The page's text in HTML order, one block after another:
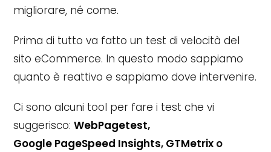
migliorare, né come.
Prima di tutto va fatto un test di velocità del
sito eCommerce. In questo modo sappiamo
quanto è reattivo e sappiamo dove intervenire.
Ci sono alcuni tool per fare i test che vi
suggerisco:WebPagetest,
Google PageSpeed Insights, GTMetrix o